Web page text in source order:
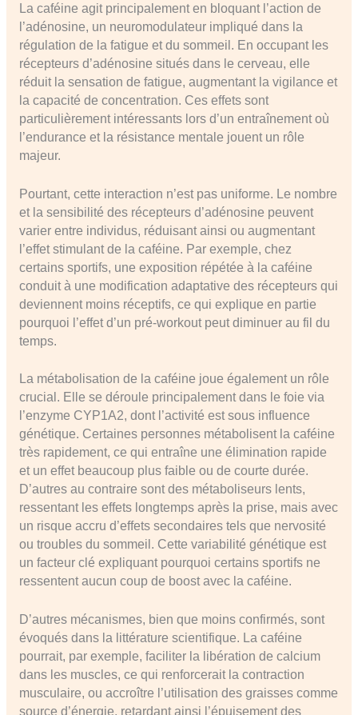
La caféine agit principalement en bloquant l’action de
l’adénosine, un neuromodulateur impliqué dans la
régulation de la fatigue et du sommeil. En occupant les
récepteurs d’adénosine situés dans le cerveau, elle
réduit la sensation de fatigue, augmentant la vigilance et
la capacité de concentration. Ces effets sont
particulièrement intéressants lors d’un entraînement où
l’endurance et la résistance mentale jouent un rôle
majeur.
Pourtant, cette interaction n’est pas uniforme. Le nombre
et la sensibilité des récepteurs d’adénosine peuvent
varier entre individus, réduisant ainsi ou augmentant
l’effet stimulant de la caféine. Par exemple, chez
certains sportifs, une exposition répétée à la caféine
conduit à une modification adaptative des récepteurs qui
deviennent moins réceptifs, ce qui explique en partie
pourquoi l’effet d’un pré-workout peut diminuer au fil du
temps.
La métabolisation de la caféine joue également un rôle
crucial. Elle se déroule principalement dans le foie via
l’enzyme CYP1A2, dont l’activité est sous influence
génétique. Certaines personnes métabolisent la caféine
très rapidement, ce qui entraîne une élimination rapide
et un effet beaucoup plus faible ou de courte durée.
D’autres au contraire sont des métaboliseurs lents,
ressentant les effets longtemps après la prise, mais avec
un risque accru d’effets secondaires tels que nervosité
ou troubles du sommeil. Cette variabilité génétique est
un facteur clé expliquant pourquoi certains sportifs ne
ressentent aucun coup de boost avec la caféine.
D’autres mécanismes, bien que moins confirmés, sont
évoqués dans la littérature scientifique. La caféine
pourrait, par exemple, faciliter la libération de calcium
dans les muscles, ce qui renforcerait la contraction
musculaire, ou accroître l’utilisation des graisses comme
source d’énergie, retardant ainsi l’épuisement des